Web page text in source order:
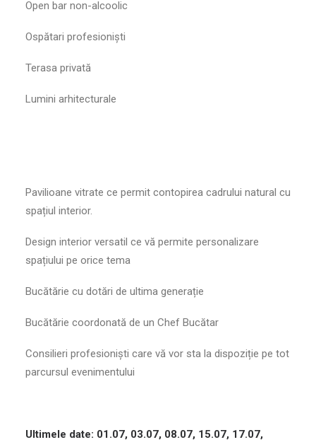
Open bar non-alcoolic
Ospătari profesioniști
Terasa privată
Lumini arhitecturale
Pavilioane vitrate ce permit contopirea cadrului natural cu
spațiul interior.
Design interior versatil ce vă permite personalizare
spațiului pe orice tema
Bucătărie cu dotări de ultima generație
Bucătărie coordonată de un Chef Bucătar
Consilieri profesioniști care vă vor sta la dispoziție pe tot
parcursul evenimentului
Ultimele date: 01.07, 03.07, 08.07, 15.07, 17.07,